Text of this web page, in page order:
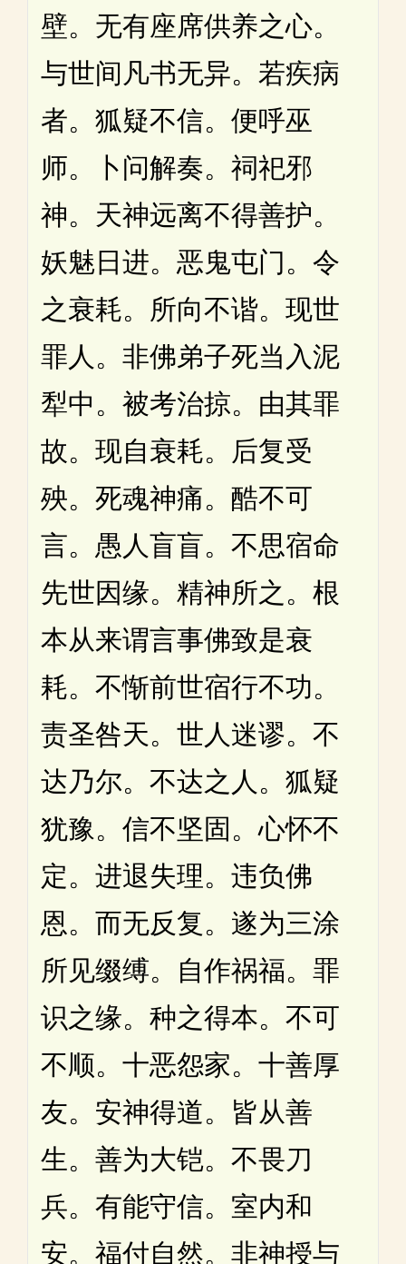
壁。无有座席供养之心。
与世间凡书无异。若疾病
者。狐疑不信。便呼巫
师。卜问解奏。祠祀邪
神。天神远离不得善护。
妖魅日进。恶鬼屯门。令
之衰耗。所向不谐。现世
罪人。非佛弟子死当入泥
犁中。被考治掠。由其罪
故。现自衰耗。后复受
殃。死魂神痛。酷不可
言。愚人盲盲。不思宿命
先世因缘。精神所之。根
本从来谓言事佛致是衰
耗。不惭前世宿行不功。
责圣咎天。世人迷谬。不
达乃尔。不达之人。狐疑
犹豫。信不坚固。心怀不
定。进退失理。违负佛
恩。而无反复。遂为三涂
所见缀缚。自作祸福。罪
识之缘。种之得本。不可
不顺。十恶怨家。十善厚
友。安神得道。皆从善
生。善为大铠。不畏刀
兵。有能守信。室内和
安。福付自然。非神授与